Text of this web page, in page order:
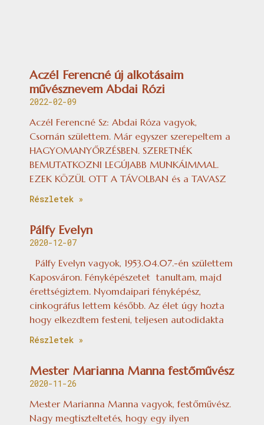
Aczél Ferencné új alkotásaim
művésznevem Abdai Rózi
2022-02-09
Aczél Ferencné Sz: Abdai Róza vagyok,
Csornán születtem. Már egyszer szerepeltem a
HAGYOMANYŐRZÉSBEN. SZERETNÉK
BEMUTATKOZNI LEGÚJABB MUNKÁIMMAL.
EZEK KÖZÜL OTT A TÁVOLBAN és a TAVASZ
Részletek »
Pálfy Evelyn
2020-12-07
Pálfy Evelyn vagyok, 1953.04.07.-én születtem
Kaposváron. Fényképészetet tanultam, majd
érettségiztem. Nyomdaipari fényképész,
cinkográfus lettem később. Az élet úgy hozta
hogy elkezdtem festeni, teljesen autodidakta
Részletek »
Mester Marianna Manna festőművész
2020-11-26
Mester Marianna Manna vagyok, festőművész.
Nagy megtiszteltetés, hogy egy ilyen